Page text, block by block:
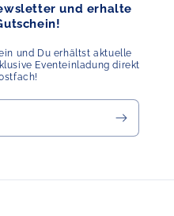
und erhalte
und Du erhältst aktuelle
Eventeinladung direkt